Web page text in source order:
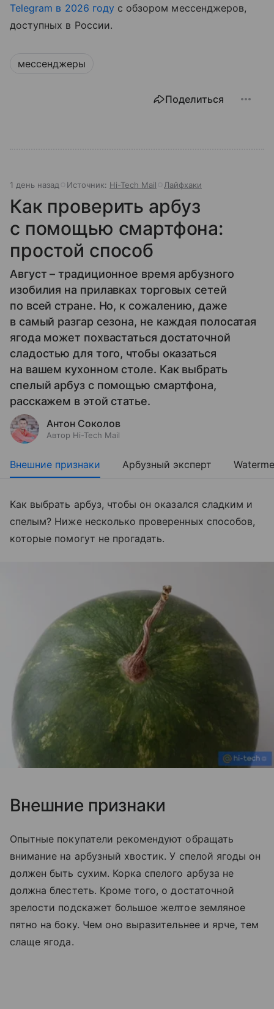
Telegram в 2026 году с обзором мессенджеров,
доступных в России.
мессенджеры
Поделиться
1 день назад Источник: Hi-Tech Mail Лайфхаки
Как проверить арбуз
с помощью смартфона:
простой способ
Август – традиционное время арбузного
изобилия на прилавках торговых сетей
по всей стране. Но, к сожалению, даже
в самый разгар сезона, не каждая полосатая
ягода может похвастаться достаточной
сладостью для того, чтобы оказаться
на вашем кухонном столе. Как выбрать
спелый арбуз с помощью смартфона,
расскажем в этой статье.
Антон Соколов
Автор Hi-Tech Mail
Внешние признаки Арбузный эксперт
Как выбрать арбуз, чтобы он оказался сладким и
спелым? Ниже несколько проверенных способов,
которые помогут не прогадать.
Внешние признаки
Опытные покупатели рекомендуют обращать
внимание на арбузный хвостик. У спелой ягоды он
должен быть сухим. Корка спелого арбуза не
должна блестеть. Кроме того, о достаточной
зрелости подскажет большое желтое земляное
пятно на боку. Чем оно выразительнее и ярче, тем
слаще ягода.